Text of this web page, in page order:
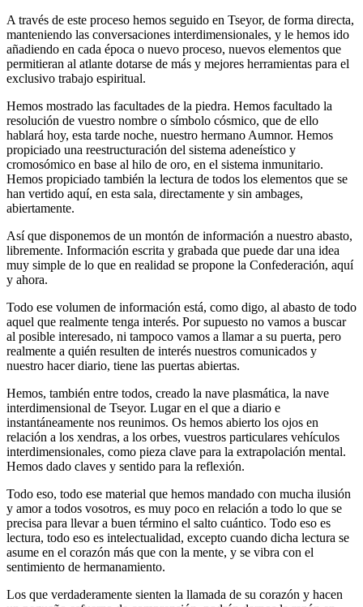
A través de este proceso hemos seguido en Tseyor, de forma directa,
manteniendo las conversaciones interdimensionales, y le hemos ido
añadiendo en cada época o nuevo proceso, nuevos elementos que
permitieran al atlante dotarse de más y mejores herramientas para el
exclusivo trabajo espiritual.
Hemos mostrado las facultades de la piedra. Hemos facultado la
resolución de vuestro nombre o símbolo cósmico, que de ello
hablará hoy, esta tarde noche, nuestro hermano Aumnor. Hemos
propiciado una reestructuración del sistema adeneístico y
cromosómico en base al hilo de oro, en el sistema inmunitario.
Hemos propiciado también la lectura de todos los elementos que se
han vertido aquí, en esta sala, directamente y sin ambages,
abiertamente.
Así que disponemos de un montón de información a nuestro abasto,
libremente. Información escrita y grabada que puede dar una idea
muy simple de lo que en realidad se propone la Confederación, aquí
y ahora.
Todo ese volumen de información está, como digo, al abasto de todo
aquel que realmente tenga interés. Por supuesto no vamos a buscar
al posible interesado, ni tampoco vamos a llamar a su puerta, pero
realmente a quién resulten de interés nuestros comunicados y
nuestro hacer diario, tiene las puertas abiertas.
Hemos, también entre todos, creado la nave plasmática, la nave
interdimensional de Tseyor. Lugar en el que a diario e
instantáneamente nos reunimos. Os hemos abierto los ojos en
relación a los xendras, a los orbes, vuestros particulares vehículos
interdimensionales, como pieza clave para la extrapolación mental.
Hemos dado claves y sentido para la reflexión.
Todo eso, todo ese material que hemos mandado con mucha ilusión
y amor a todos vosotros, es muy poco en relación a todo lo que se
precisa para llevar a buen término el salto cuántico. Todo eso es
lectura, todo eso es intelectualidad, excepto cuando dicha lectura se
asume en el corazón más que con la mente, y se vibra con el
sentimiento de hermanamiento.
Los que verdaderamente sienten la llamada de su corazón y hacen